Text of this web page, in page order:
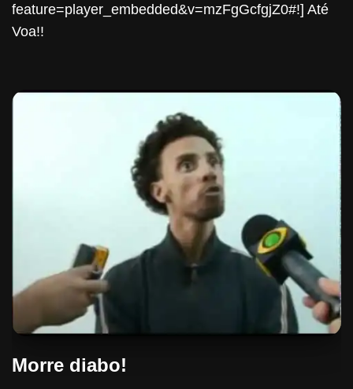
feature=player_embedded&v=mzFgGcfgjZ0#!] Até
Voa!!
Morre diabo!